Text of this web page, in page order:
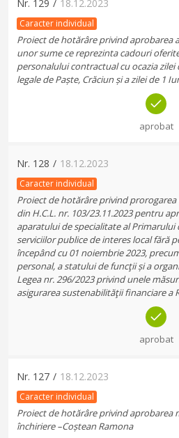
Nr. 129 / 18.12.2023
Caracter individual
Proiect de hotărâre privind aprobarea
unor sume ce reprezinta cadouri
personalului contractual cu ocazia
legale de Paște, Crăciun și a zilei de 1
aprobat
Nr. 128 / 18.12.2023
Caracter individual
Proiect de hotărâre privind
din H.C.L. nr. 103/23.11.2023 pentru
aparatului de specialitate al Primarului
serviciilor publice de interes local fără
începând cu 01 noiembrie 2023,
personal, a statului de funcţii și a
Legea nr. 296/2023 privind unele
asigurarea sustenabilităţii financiare a
aprobat
Nr. 127 / 18.12.2023
Caracter individual
Proiect de hotărâre privind aprobarea
închiriere –Coștean Ramona